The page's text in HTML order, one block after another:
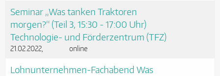
Seminar „Was tanken Traktoren
morgen?“ (Teil 3, 15:30 - 17:00 Uhr)
Technologie- und Förderzentrum (TFZ)
21.02.2022 online
Lohnunternehmen-Fachabend Was